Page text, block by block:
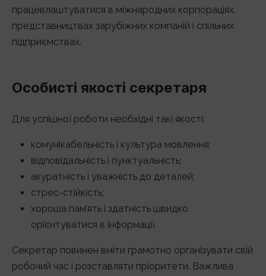
працевлаштуватися в міжнародних корпораціях,
представництвах зарубіжних компаній і спільних
підприємствах.
Особисті якості секретаря
Для успішної роботи необхідні такі якості:
комунікабельність і культура мовлення;
відповідальність і пунктуальність;
акуратність і уважність до деталей;
стрес-стійкість;
хороша пам’ять і здатність швидко
орієнтуватися в інформації.
Секретар повинен вміти грамотно організувати свій
робочий час і розставляти пріоритети. Важлива